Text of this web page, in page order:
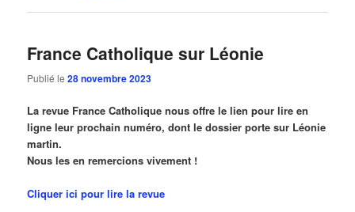
France Catholique sur Léonie
Publié le28 novembre 2023
La revue France Catholique nous offre le lien pour lire en
ligne leur prochain numéro, dont le dossier porte sur Léonie
martin.
Nous les en remercions vivement !
Cliquer ici pour lire la revue